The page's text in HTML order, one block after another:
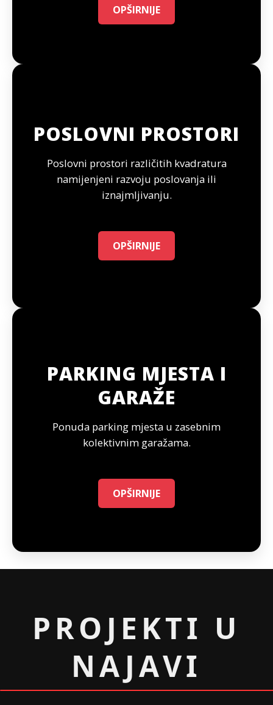
OPŠIRNIJE
POSLOVNI PROSTORI
Poslovni prostori različitih kvadratura
namijenjeni razvoju poslovanja ili
iznajmljivanju.
OPŠIRNIJE
PARKING MJESTA I
GARAŽE
Ponuda parking mjesta u zasebnim
kolektivnim garažama.
OPŠIRNIJE
PROJEKTI U
NAJAVI